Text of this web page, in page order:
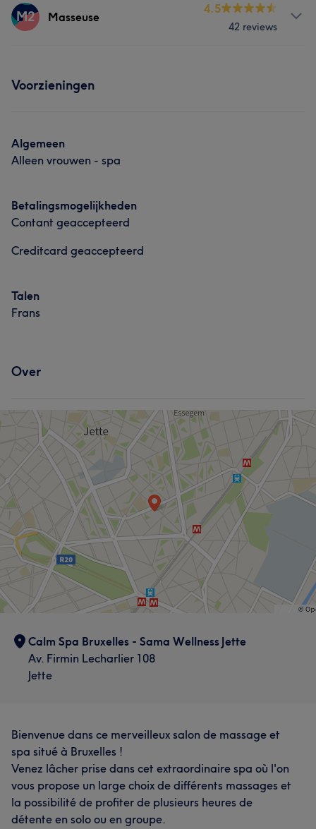
Behandelingen
Wat onze klanten zeggen over Masseuse
Uitzonderlijk
M2 Masseuse
4.5
42 reviews
Massage
Wat onze klanten zeggen over Masseuse
Voorzieningen
Algemeen
Alleen vrouwen - spa
Betalingsmogelijkheden
Contant geaccepteerd
Creditcard geaccepteerd
Talen
Frans
Over
Calm Spa Bruxelles - Sama Wellness Jette
Av. Firmin Lecharlier 108
Jette
Bienvenue dans ce merveilleux salon de massage et
spa situé à Bruxelles !
Venez lâcher prise dans cet extraordinaire spa où l'on
vous propose un large choix de différents massages et
la possibilité de profiter de plusieurs heures de
détente en solo ou en groupe.